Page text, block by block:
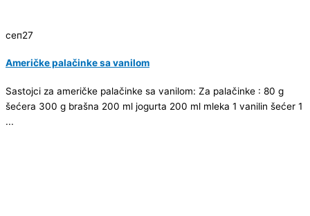
сеп27
Američke palačinke sa vanilom
Sastojci za američke palačinke sa vanilom: Za palačinke : 80 g
šećera 300 g brašna 200 ml jogurta 200 ml mleka 1 vanilin šećer 1
...